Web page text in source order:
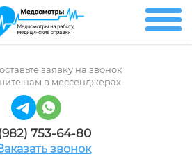
заявку на звонок
нам в мессенджерах
753-64-80
звонок